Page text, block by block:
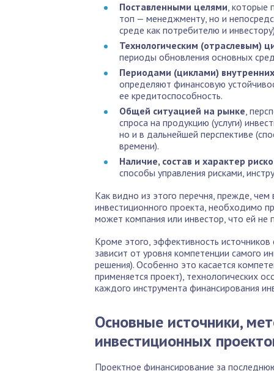
Поставленными целями, которые
топ — менеджменту, но и
среде как потребителю и
Технологическим (отраслевым)
периоды обновления основных
Периодами (циклами)
определяют финансовую
ее кредитоспособность.
Общей ситуацией на рынке,
спроса на продукцию (услуги)
но и в дальнейшей перспективе
времени).
Наличие, состав и характер
способы управления рисками,
Как видно из этого перечня, прежде,
инвестиционного проекта, необходимо
может компания или инвестор, что ей не
Кроме этого, эффективность
зависит от уровня компетенции самого
решения). Особенно это касается
применяется проект), технологических
каждого инструмента финансирования
Основные источники,
инвестиционных
Проектное финансирование за